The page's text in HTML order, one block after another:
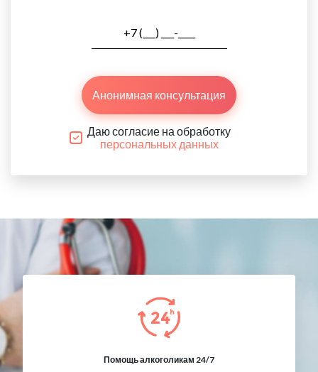
Анонимная консультация
Даю согласие на обработку
персональных данных
Помощь алкоголикам 24/7